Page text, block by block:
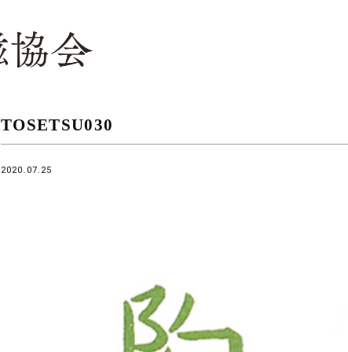
TOSETSU030
2020.07.25